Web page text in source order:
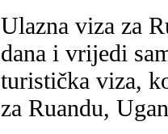
Ulazna viza za
dana i vrijedi
turistička viza,
za Ruandu,